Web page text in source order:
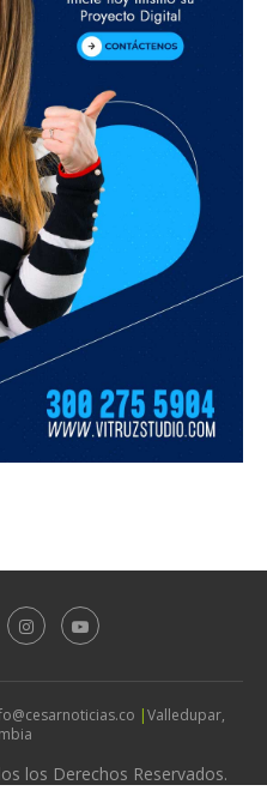
|Valledupar,
los Derechos Reservados.